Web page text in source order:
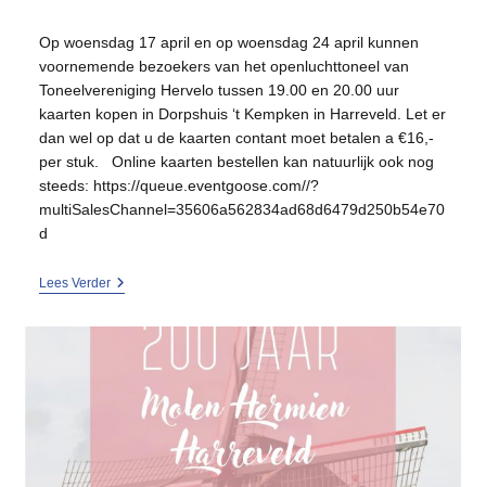
Op woensdag 17 april en op woensdag 24 april kunnen
voornemende bezoekers van het openluchttoneel van
Toneelvereniging Hervelo tussen 19.00 en 20.00 uur
kaarten kopen in Dorpshuis ‘t Kempken in Harreveld. Let er
dan wel op dat u de kaarten contant moet betalen a €16,-
per stuk. Online kaarten bestellen kan natuurlijk ook nog
steeds: https://queue.eventgoose.com//?
multiSalesChannel=35606a562834ad68d6479d250b54e70
d
Lees VerderKaartverkoop
Kempken